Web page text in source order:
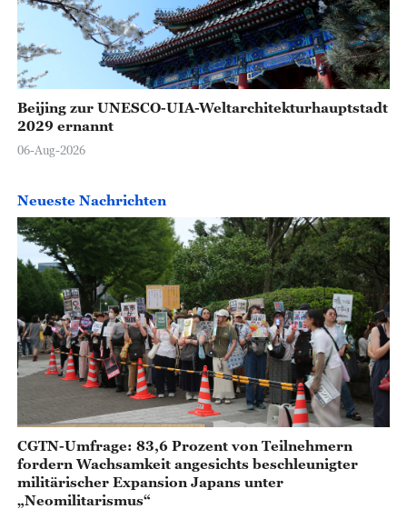
Beijing zur UNESCO-UIA-Weltarchitekturhauptstadt
2029 ernannt
06-Aug-2026
Neueste Nachrichten
CGTN-Umfrage: 83,6 Prozent von Teilnehmern
fordern Wachsamkeit angesichts beschleunigter
militärischer Expansion Japans unter
„Neomilitarismus“